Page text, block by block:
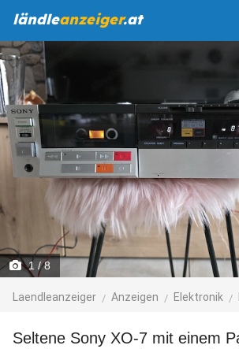
ländleanzeiger.at
1 / 8
Laendleanzeiger Anzeigen Elektronik
Seltene Sony XO-7 mit einem Paar originaler